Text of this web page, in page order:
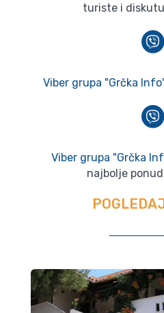
turiste i
Viber grupa "Grčka
Viber grupa "Grčka
najbolje